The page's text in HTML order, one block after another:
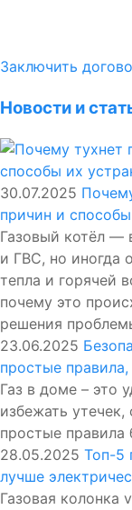
Заключить
Новости и
30.07.2025
причин и
Газовый котёл —
и ГВС, но иногда
тепла и горячей
почему это
решения
23.06.2025
простые
Газ в доме – это
избежать
простые правила
28.05.2025 Топ-5
лучше
Газовая колонка